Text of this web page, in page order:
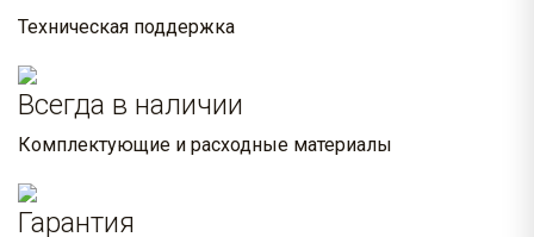
Техническая поддержка
Всегда в наличии
Комплектующие и расходные материалы
Гарантия